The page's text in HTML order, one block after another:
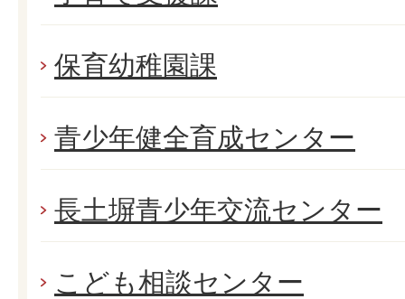
保育幼稚園課
青少年健全育成センター
長土塀青少年交流センター
こども相談センター